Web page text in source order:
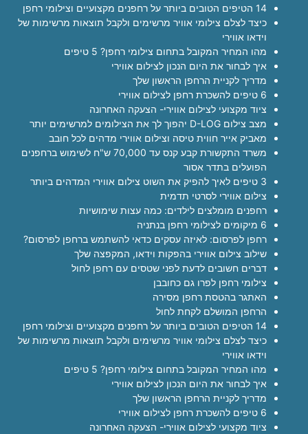
14 הטיפים הטובים ביותר על רחפנים מקצועיים וצילומי רחפן
כיצד לצלם צילומי אוויר מרשימים ולקבל תוצאות מרשימות של
וידאו אווירי
מהו המחיר המקובל בתחום צילומי רחפן? 5 טיפים
איך לבחור את היום הנכון לצילום אווירי
מדריך לקניית הרחפן הראשון שלך
6 טיפים להשכרת רחפן לצילום אווירי
ציוד מקצועי לצילום אווירי- הצעקה האחרונה
מצב צילום D-LOG יהפוך לך את הצילומים למרשימים יותר
מאביק אייר חווית טיסה וצילום אווירי מדהים לכל חובב
משרד התקשורת קבע קנס עד 70,000 ש"ח לשימוש ברחפנים
הפועלים בתדר אסור
3 טיפים לאיך להפיק את השוט צילום אווירי המדהים ביותר
צילום אווירי לסרטי תדמית
רחפנים מומלצים לילדים: כמה עצות שימושיות
6 מיקומים לצילומי רחפן בנתניה
רחפן לפרסום: לאיזה עסקים כדאי להשתמש ברחפן לפרסום?
שילוב צילום אווירי בהפקות וידאו, המקפצה שלך
דברים חשובים לדעת לפני שטסים עם רחפן לחול
צילומי רחפן לפרו גם כחובבן
האתגר בהטסת רחפן מסירה
הרחפן המושלם לקחת לחול
14 הטיפים הטובים ביותר על רחפנים מקצועיים וצילומי רחפן
כיצד לצלם צילומי אוויר מרשימים ולקבל תוצאות מרשימות של
וידאו אווירי
מהו המחיר המקובל בתחום צילומי רחפן? 5 טיפים
איך לבחור את היום הנכון לצילום אווירי
מדריך לקניית הרחפן הראשון שלך
6 טיפים להשכרת רחפן לצילום אווירי
ציוד מקצועי לצילום אווירי- הצעקה האחרונה